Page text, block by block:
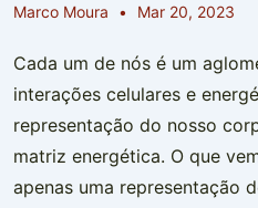
Marco Moura Mar 20, 2023
Cada um de nós é um
interações celulares e
representação do nosso
matriz energética. O que
apenas uma representação